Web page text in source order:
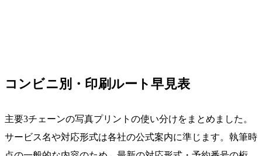
コンビニ別・印刷ルート早見表
主要3チェーンの写真プリントの使い分けをまとめました。
サービス名や対応形式は各社の公式案内に準じます。執筆時